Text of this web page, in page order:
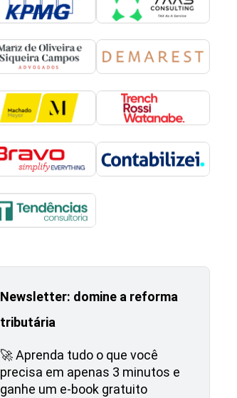
Newsletter: domine a reforma
tributária
🚀 Aprenda tudo o que você
precisa em apenas 3 minutos e
ganhe um e-book gratuito